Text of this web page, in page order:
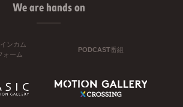
We are hands on
ンカム
ォーム
PODCAST番組